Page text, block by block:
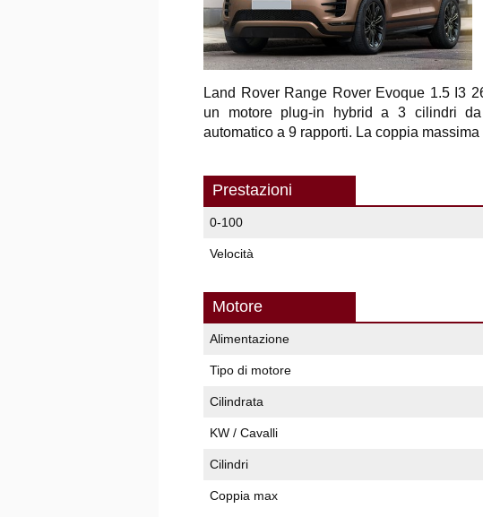
Land Rover Range Rover Evoque 1.5 I3
un motore plug-in hybrid a 3 cilindri
automatico a 9 rapporti. La coppia
Prestazioni
0-100
Velocità
Motore
Alimentazione
Tipo di motore
Cilindrata
KW / Cavalli
Cilindri
Coppia max